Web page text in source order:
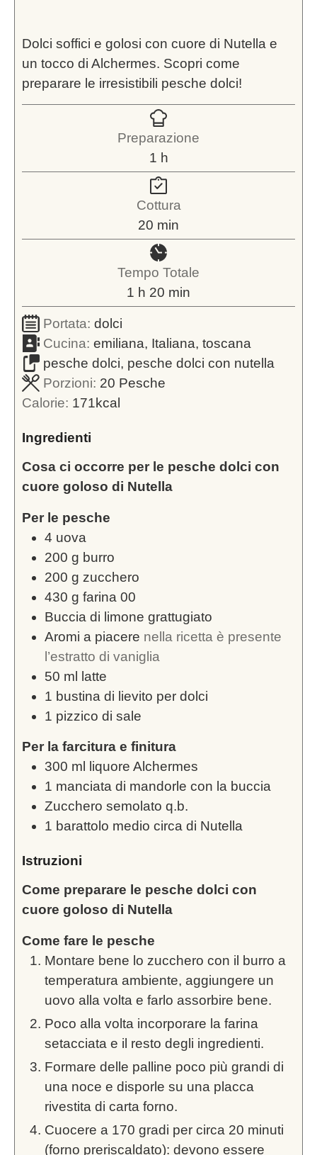
Dolci soffici e golosi con cuore di Nutella e
un tocco di Alchermes. Scopri come
preparare le irresistibili pesche dolci!
Preparazione
1 ora
h
Cottura
20 minuti
min
Tempo Totale
1 ora
h 20 minuti
min
Portata: dolci
Cucina: emiliana, Italiana, toscana
pesche dolci, pesche dolci con nutella
Porzioni: 20 Pesche
Calorie: 171kcal
Ingredienti
Cosa ci occorre per le pesche dolci con
cuore goloso di Nutella
Per le pesche
4 uova
200 g burro
200 g zucchero
430 g farina 00
Buccia di limone grattugiato
Aromi a piacere nella ricetta è presente
l’estratto di vaniglia
50 ml latte
1 bustina di lievito per dolci
1 pizzico di sale
Per la farcitura e finitura
300 ml
liquore Alchermes
1 manciata di mandorle con la buccia
Zucchero semolato q.b.
1 barattolo medio circa di Nutella
Istruzioni
Come preparare le pesche dolci con
cuore goloso di Nutella
Come fare le pesche
Montare bene lo zucchero con il burro a
temperatura ambiente, aggiungere un
uovo alla volta e farlo assorbire bene.
Poco alla volta incorporare la farina
setacciata e il resto degli ingredienti.
Formare delle palline poco più grandi di
una noce e disporle su una placca
rivestita di carta forno.
Cuocere a 170 gradi per circa 20 minuti
(forno preriscaldato): devono essere